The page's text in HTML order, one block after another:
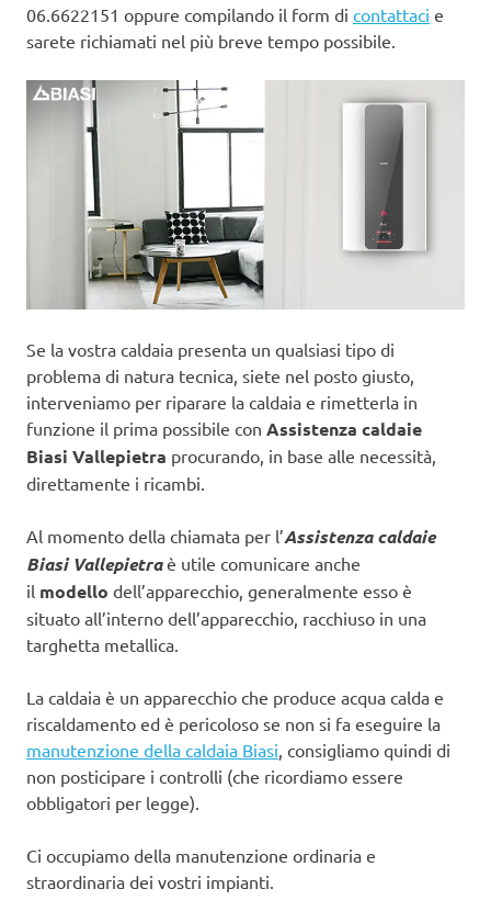
06.6622151 oppure compilando il form di contattaci e
sarete richiamati nel più breve tempo possibile.
Se la vostra caldaia presenta un qualsiasi tipo di
problema di natura tecnica, siete nel posto giusto,
interveniamo per riparare la caldaia e rimetterla in
funzione il prima possibile con Assistenza caldaie
Biasi Vallepietra procurando, in base alle necessità,
direttamente i ricambi.
Al momento della chiamata per l’Assistenza caldaie
Biasi Vallepietraè utile comunicare anche
il modello dell’apparecchio, generalmente esso è
situato all’interno dell’apparecchio, racchiuso in una
targhetta metallica.
La caldaia è un apparecchio che produce acqua calda e
riscaldamento ed è pericoloso se non si fa eseguire la
manutenzione della caldaia Biasi , consigliamo quindi di
non posticipare i controlli (che ricordiamo essere
obbligatori per legge).
Ci occupiamo della manutenzione ordinaria e
straordinaria dei vostri impianti.